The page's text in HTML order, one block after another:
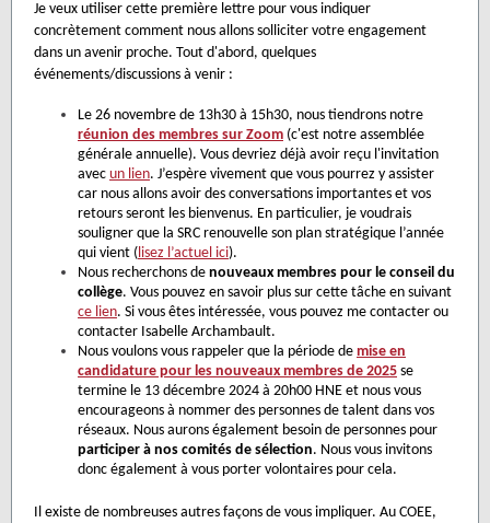
Je veux utiliser cette première lettre pour vous indiquer
concrètement comment nous allons solliciter votre engagement
dans un avenir proche. Tout d'abord, quelques
événements/discussions à venir :
Le 26 novembre de 13h30 à 15h30, nous tiendrons notre
réunion des membres sur Zoom (c'est notre assemblée
générale annuelle). Vous devriez déjà avoir reçu l'invitation
avec un lien. J’espère vivement que vous pourrez y assister
car nous allons avoir des conversations importantes et vos
retours seront les bienvenus. En particulier, je voudrais
souligner que la SRC renouvelle son plan stratégique l’année
qui vient (lisez l’actuel ici).
Nous recherchons de nouveaux membres pour le conseil du
collège. Vous pouvez en savoir plus sur cette tâche en suivant
ce lien. Si vous êtes intéressée, vous pouvez me contacter ou
contacter Isabelle Archambault.
Nous voulons vous rappeler que la période de mise en
candidature pour les nouveaux membres de 2025 se
termine le 13 décembre 2024 à 20h00 HNE et nous vous
encourageons à nommer des personnes de talent dans vos
réseaux. Nous aurons également besoin de personnes pour
participer à nos comités de sélection. Nous vous invitons
donc également à vous porter volontaires pour cela.
Il existe de nombreuses autres façons de vous impliquer. Au COEE,